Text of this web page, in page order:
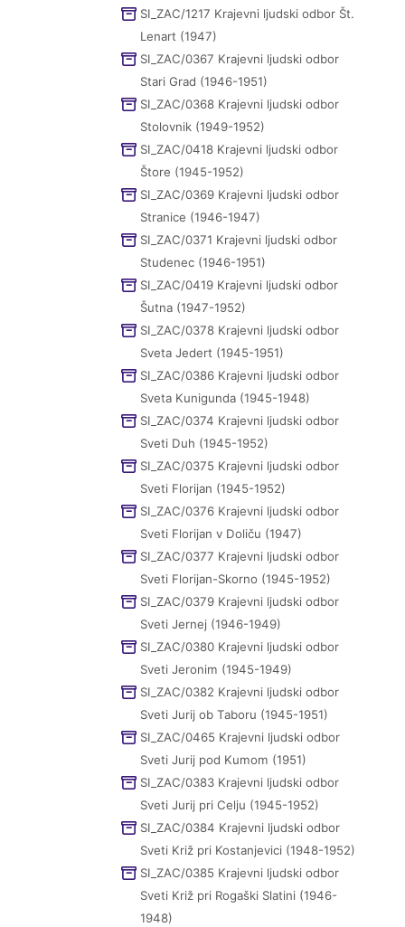
SI_ZAC/1217 Krajevni ljudski odbor Št.
Lenart (1947)
SI_ZAC/0367 Krajevni ljudski odbor
Stari Grad (1946-1951)
SI_ZAC/0368 Krajevni ljudski odbor
Stolovnik (1949-1952)
SI_ZAC/0418 Krajevni ljudski odbor
Štore (1945-1952)
SI_ZAC/0369 Krajevni ljudski odbor
Stranice (1946-1947)
SI_ZAC/0371 Krajevni ljudski odbor
Studenec (1946-1951)
SI_ZAC/0419 Krajevni ljudski odbor
Šutna (1947-1952)
SI_ZAC/0378 Krajevni ljudski odbor
Sveta Jedert (1945-1951)
SI_ZAC/0386 Krajevni ljudski odbor
Sveta Kunigunda (1945-1948)
SI_ZAC/0374 Krajevni ljudski odbor
Sveti Duh (1945-1952)
SI_ZAC/0375 Krajevni ljudski odbor
Sveti Florijan (1945-1952)
SI_ZAC/0376 Krajevni ljudski odbor
Sveti Florijan v Doliču (1947)
SI_ZAC/0377 Krajevni ljudski odbor
Sveti Florijan-Skorno (1945-1952)
SI_ZAC/0379 Krajevni ljudski odbor
Sveti Jernej (1946-1949)
SI_ZAC/0380 Krajevni ljudski odbor
Sveti Jeronim (1945-1949)
SI_ZAC/0382 Krajevni ljudski odbor
Sveti Jurij ob Taboru (1945-1951)
SI_ZAC/0465 Krajevni ljudski odbor
Sveti Jurij pod Kumom (1951)
SI_ZAC/0383 Krajevni ljudski odbor
Sveti Jurij pri Celju (1945-1952)
SI_ZAC/0384 Krajevni ljudski odbor
Sveti Križ pri Kostanjevici (1948-1952)
SI_ZAC/0385 Krajevni ljudski odbor
Sveti Križ pri Rogaški Slatini (1946-
1948)